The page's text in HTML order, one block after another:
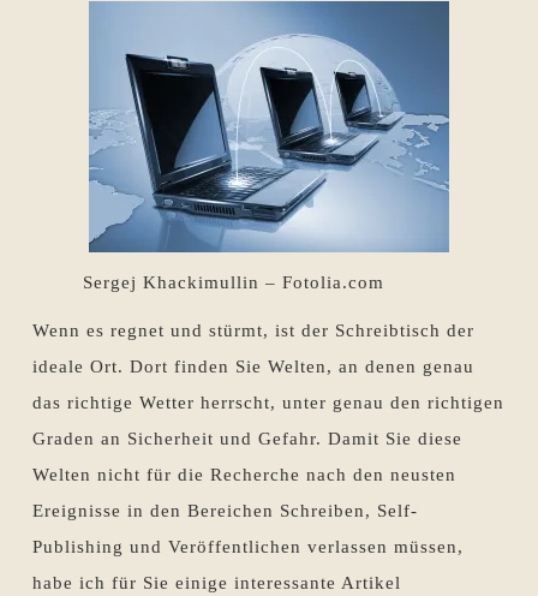
Sergej Khackimullin – Fotolia.com
Wenn es regnet und stürmt, ist der Schreibtisch der
ideale Ort. Dort finden Sie Welten, an denen genau
das richtige Wetter herrscht, unter genau den richtigen
Graden an Sicherheit und Gefahr. Damit Sie diese
Welten nicht für die Recherche nach den neusten
Ereignisse in den Bereichen Schreiben, Self-
Publishing und Veröffentlichen verlassen müssen,
habe ich für Sie einige interessante Artikel